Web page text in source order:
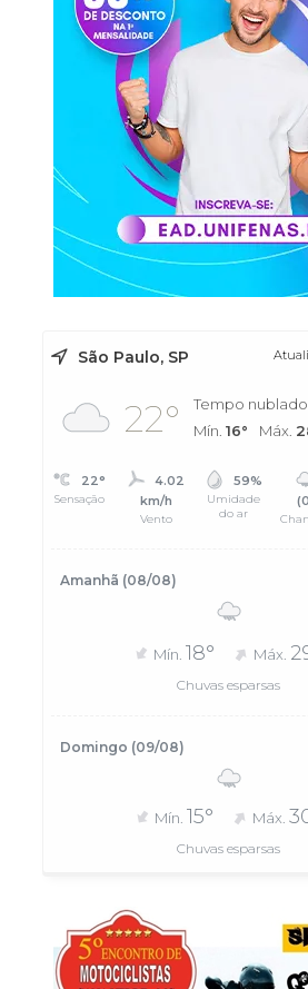
São Paulo, SP
22°
Tempo nublado
Mín. 16° Máx.
22°
Sensação
4.02
km/h
Vento
59%
Umidade
do ar
Amanhã (08/08)
Mín. 18° Máx.
Chuvas esparsas
Domingo (09/08)
Mín. 15° Máx.
Chuvas esparsas